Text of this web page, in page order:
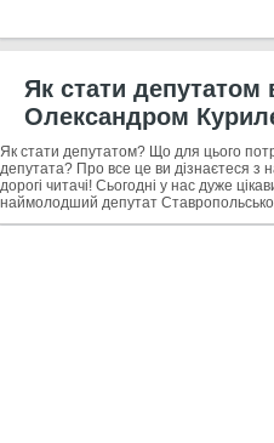
Як стати депутатом
Олександром
Як стати депутатом? Що для цього
депутата? Про все це ви дізнаєтеся з
дорогі читачі! Сьогодні у нас дуже
наймолодший депутат
відділення ЛДПР в